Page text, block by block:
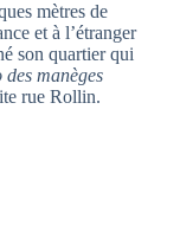
mètres de
et à l’étranger
son quartier qui
manèges
rue Rollin.